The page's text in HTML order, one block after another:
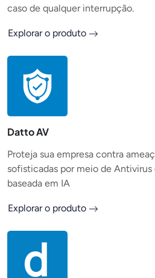
caso de qualquer interrupção.
Explorar o produto
Datto AV
Proteja sua empresa contra
sofisticadas por meio de
baseada em IA
Explorar o produto